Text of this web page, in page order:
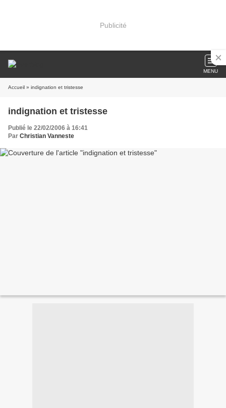
Publicité
MENU
Accueil » indignation et tristesse
indignation et tristesse
Publié le 22/02/2006 à 16:41
Par Christian Vanneste